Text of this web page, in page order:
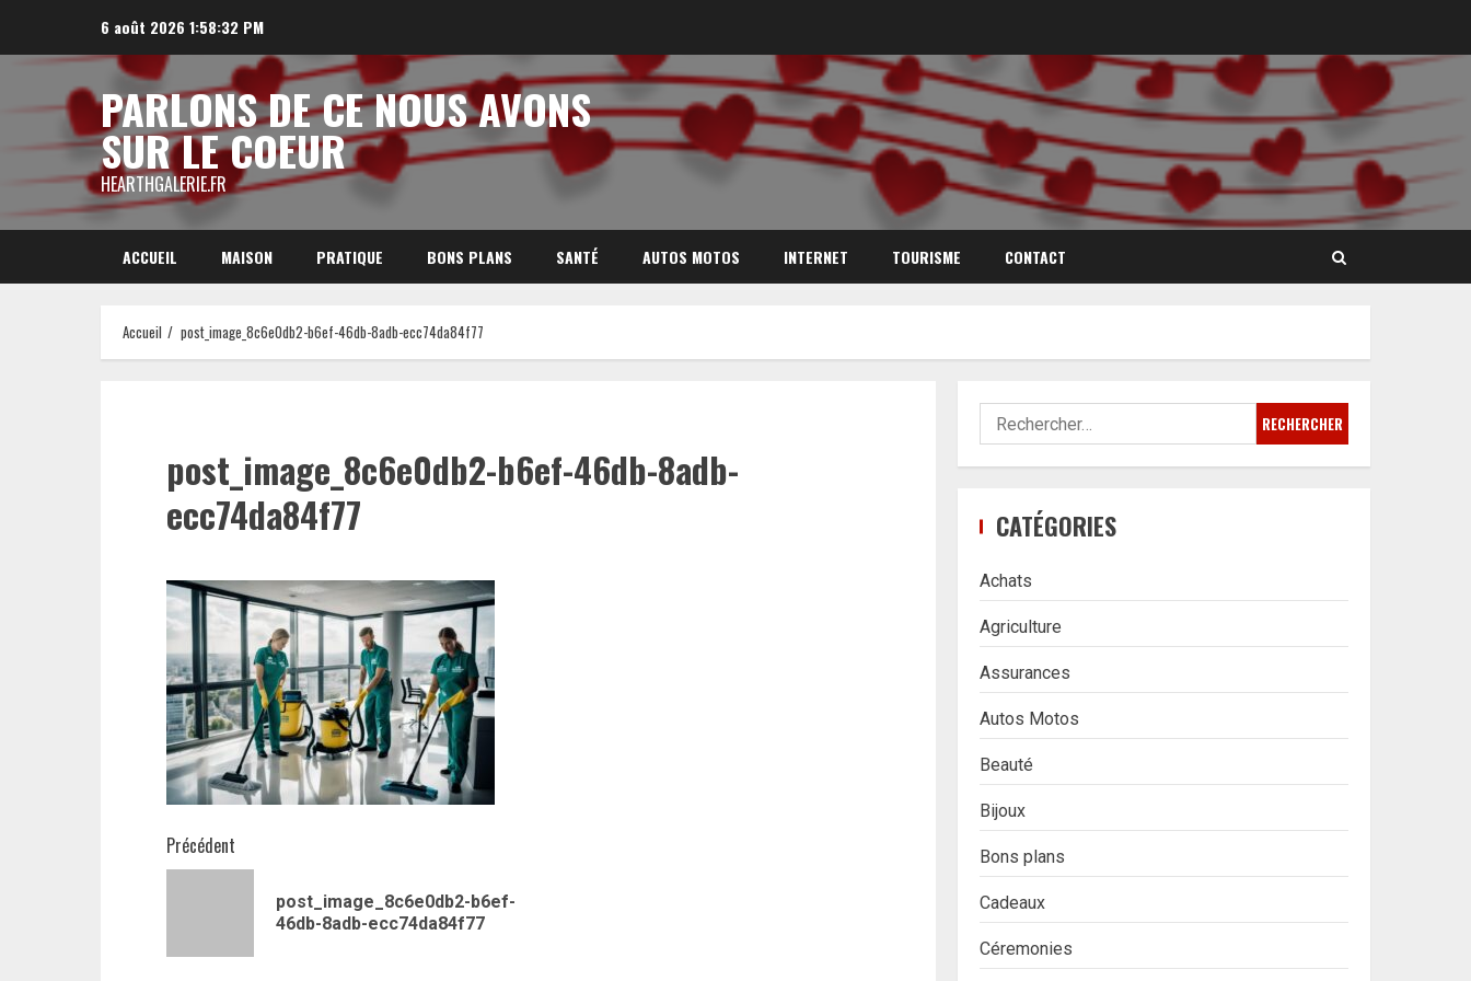
contenu
6 août 2026 1:58:33 PM
PARLONS DE CE NOUS AVONS
SUR LE COEUR
HEARTHGALERIE.FR
ACCUEIL MAISON PRATIQUE BONS PLANS SANTÉ AUTOS MOTOS INTERNET TOURISME CONTACT
Accueil post_image_8c6e0db2-b6ef-46db-8adb-ecc74da84f77
post_image_8c6e0db2-b6ef-46db-8adb-
ecc74da84f77
Navigation
Précédent
post_image_8c6e0db2-b6ef-
46db-8adb-ecc74da84f77
Rechercher :
CATÉGORIES
Achats
Agriculture
Assurances
Autos Motos
Beauté
Bijoux
Bons plans
Cadeaux
Céremonies